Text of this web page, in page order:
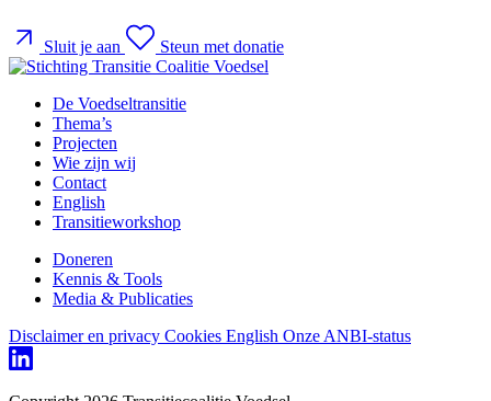
Sluit je aan Steun met donatie
De Voedseltransitie
Thema’s
Projecten
Wie zijn wij
Contact
English
Transitieworkshop
Doneren
Kennis & Tools
Media & Publicaties
Disclaimer en privacy Cookies English Onze ANBI-status